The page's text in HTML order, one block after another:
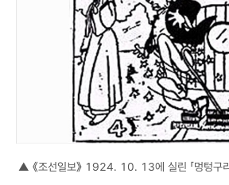
▲ 《조선일보》 1924. 10. 13에 실린 「멍텅구